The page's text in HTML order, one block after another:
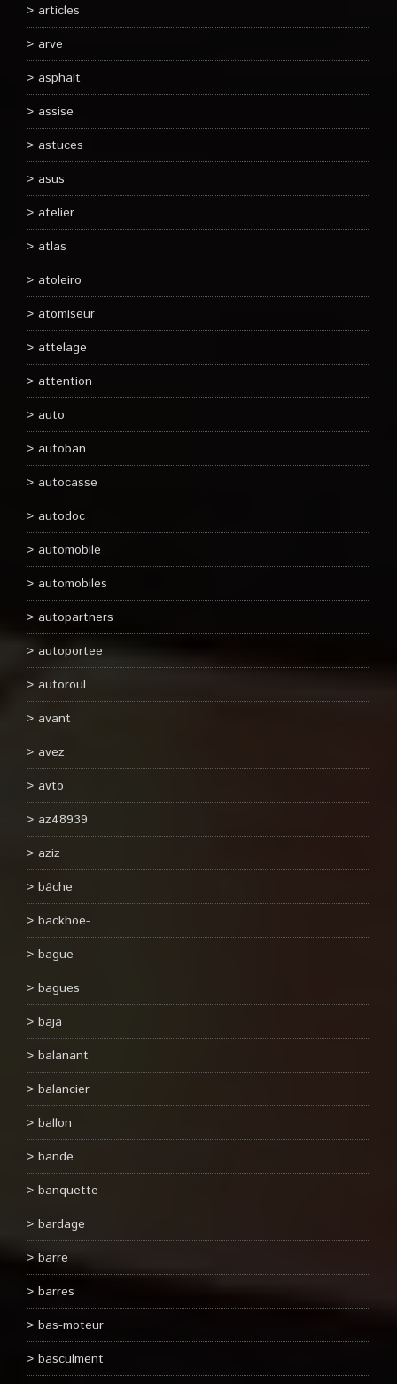
articles
arve
asphalt
assise
astuces
asus
atelier
atlas
atoleiro
atomiseur
attelage
attention
auto
autoban
autocasse
autodoc
automobile
automobiles
autopartners
autoportee
autoroul
avant
avez
avto
az48939
aziz
bâche
backhoe-
bague
bagues
baja
balanant
balancier
ballon
bande
banquette
bardage
barre
barres
bas-moteur
basculment